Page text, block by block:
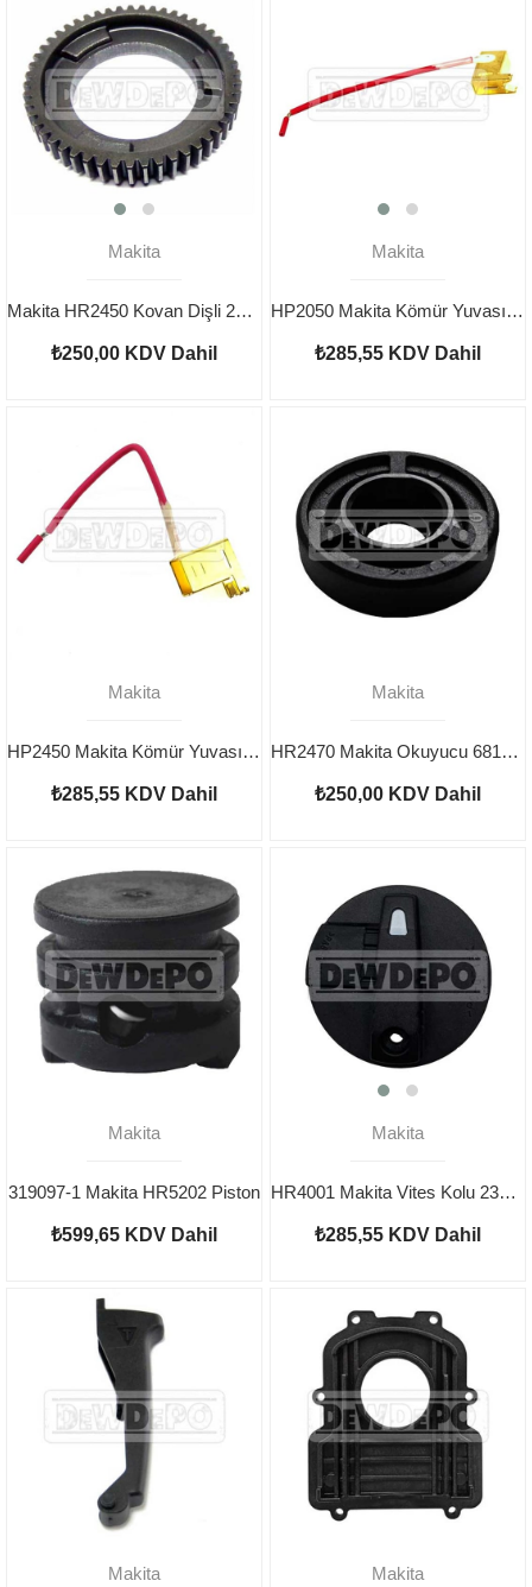
Makita
Makita HR2450 Kovan Dişli 227109-5
₺250,00 KDV Dahil
Makita
HP2050 Makita Kömür Yuvası 643989-5
₺285,55 KDV Dahil
Makita
HP2450 Makita Kömür Yuvası 643988-7
₺285,55 KDV Dahil
Makita
HR2470 Makita Okuyucu 681670-0
₺250,00 KDV Dahil
Makita
319097-1 Makita HR5202 Piston
₺599,65 KDV Dahil
Makita
HR4001 Makita Vites Kolu 233436-0
₺285,55 KDV Dahil
Makita Makita